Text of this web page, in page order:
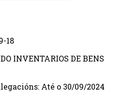
18
INVENTARIOS DE BENS
Até o 30/09/2024